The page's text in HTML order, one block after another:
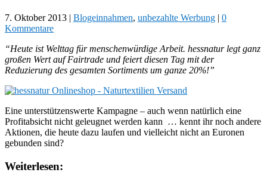
7. Oktober 2013 | Blogeinnahmen, unbezahlte Werbung | 0
Kommentare
“Heute ist Welttag für menschenwürdige Arbeit. hessnatur legt ganz
großen Wert auf Fairtrade und feiert diesen Tag mit der
Reduzierung des gesamten Sortiments um ganze 20%!”
Eine unterstützenswerte Kampagne – auch wenn natürlich eine
Profitabsicht nicht geleugnet werden kann … kennt ihr noch andere
Aktionen, die heute dazu laufen und vielleicht nicht an Euronen
gebunden sind?
Weiterlesen: